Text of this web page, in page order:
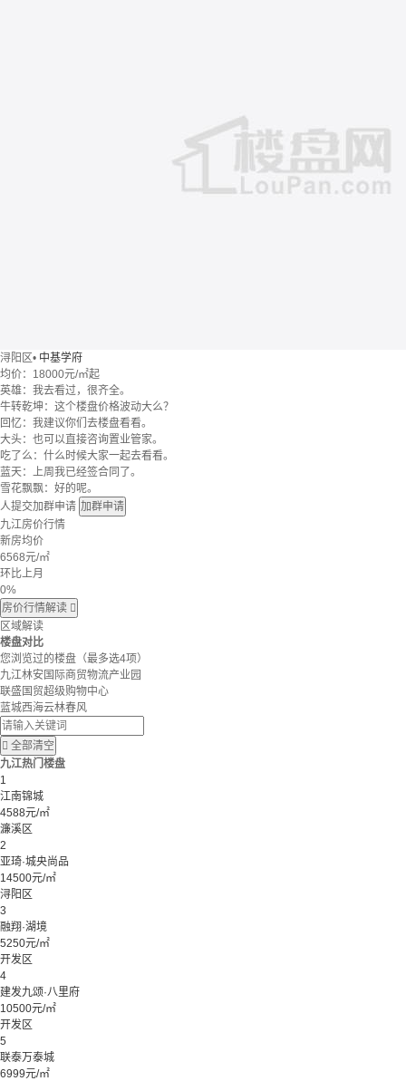
浔阳区• 中基学府
均价： 18000元/㎡起
英雄：我去看过，很齐全。
牛转乾坤：这个楼盘价格波动大么？
回忆：我建议你们去楼盘看看。
大头：也可以直接咨询置业管家。
吃了么：什么时候大家一起去看看。
蓝天：上周我已经签合同了。
雪花飘飘：好的呢。
人提交加群申请 加群申请
九江房价行情
新房均价
6568元/㎡
环比上月
0%
房价行情解读 
区域解读
楼盘对比
您浏览过的楼盘 （最多选4项）
九江林安国际商贸物流产业园
联盛国贸超级购物中心
蓝城西海云林春风
 全部清空
九江热门楼盘
1
江南锦城
4588元/㎡
濂溪区
2
亚琦·城央尚品
14500元/㎡
浔阳区
3
融翔·湖境
5250元/㎡
开发区
4
建发九颂·八里府
10500元/㎡
开发区
5
联泰万泰城
6999元/㎡